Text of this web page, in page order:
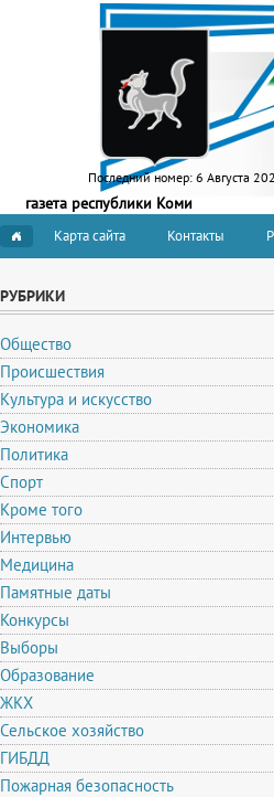
Последний номер: 6 Августа
газета республики Коми
Карта сайта Контакты
РУБРИКИ
Общество
Происшествия
Культура и искусство
Экономика
Политика
Спорт
Кроме того
Интервью
Медицина
Памятные даты
Конкурсы
Выборы
Образование
ЖКХ
Сельское хозяйство
ГИБДД
Пожарная безопасность